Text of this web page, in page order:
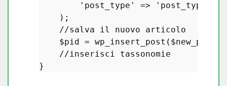
'post_type'
=>
    );
//salva il nuovo articolo
$pid = wp_insert_post ( $new_post
//inserisci tassonomie